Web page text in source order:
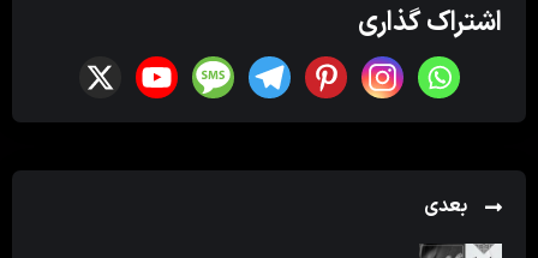
اشتراک گذاری
بعدی